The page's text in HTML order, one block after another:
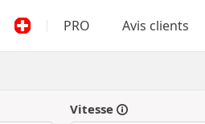
PRO Avis clients
Vitesse